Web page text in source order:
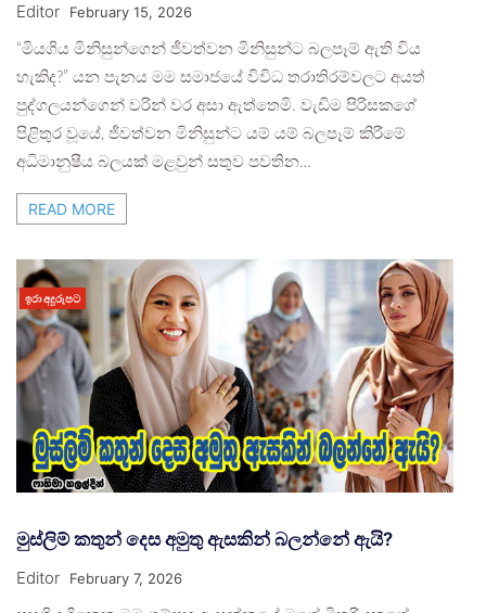
Editor February 15, 2026
“මියගිය මිනිසුන්ගෙන් ජීවත්වන මිනිසුන්ට බලපෑම් ඇති විය
හැකිද?” යන පැනය මම සමාජයේ විවිධ තරාතිරම්වලට අයත්
පුද්ගලයන්ගෙන් වරින් වර අසා ඇත්තෙමි. වැඩිම පිරිසකගේ
පිළිතුර වූයේ, ජීවත්වන මිනිසුන්ට යම් යම් බලපෑම් කිරීමේ
අධිමානුෂීය බලයක් මළවුන් සතුව පවතින…
READ MORE
ඉරා අදුරුපට
මුස්ලිම් කතුන් දෙස අමුතු ඇසකින් බලන්නේ ඇයි?
Editor February 7, 2026